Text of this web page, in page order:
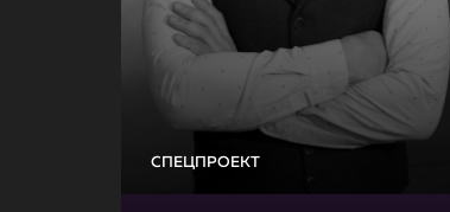
СПЕЦПРОЕКТ